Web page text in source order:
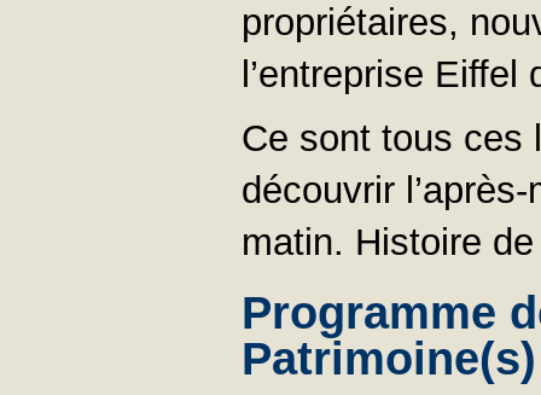
propriétaires,
l’entreprise
Ce sont tous ces
découvrir
matin. Histoire
Programme
Patrimoine(s)